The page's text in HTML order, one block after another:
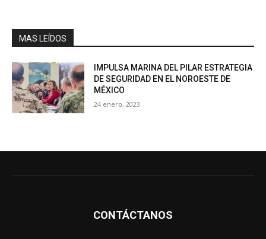
MAS LEÍDOS
IMPULSA MARINA DEL PILAR ESTRATEGIA
DE SEGURIDAD EN EL NOROESTE DE
MÉXICO
24 enero, 2023
CONTÁCTANOS